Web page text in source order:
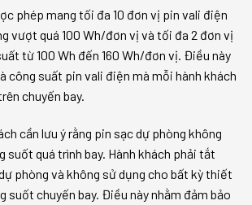
phép mang tối đa 10 đơn vị pin vali điện
vượt quá 100 Wh/đơn vị và tối đa 2 đơn vị
từ 100 Wh đến 160 Wh/đơn vị. Điều này
công suất pin vali điện mà mỗi hành khách
chuyến bay.
cần lưu ý rằng pin sạc dự phòng không
suốt quá trình bay. Hành khách phải tắt
phòng và không sử dụng cho bất kỳ thiết
suốt chuyến bay. Điều này nhằm đảm bảo